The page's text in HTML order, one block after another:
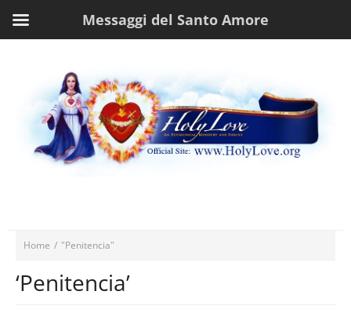
Home / "Penitencia"
‘Penitencia’
Messaggi del Santo Amore